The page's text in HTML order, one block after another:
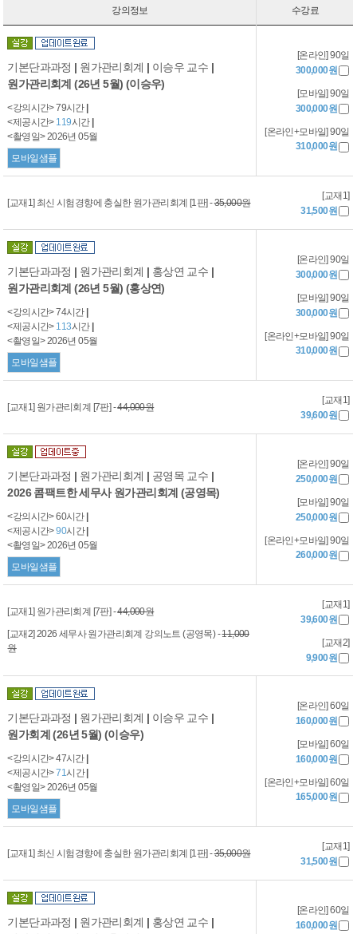
강의정보 수강료
기본단과과정 | 원가관리회계 | 이승우 교수 |
원가관리회계 (26년 5월) (이승우)
<강의시간> 79시간
<제공시간> 119시간
<촬영일> 2026년 05월
모바일샘플
[온라인] 90일
300,000원
[모바일] 90일
300,000원
[온라인+모바일] 90일
310,000원
[교재1] 최신 시험경향에 충실한 원가관리회계 [1판] -35,000원
[교재1]
31,500원
기본단과과정 | 원가관리회계 | 홍상연 교수 |
원가관리회계 (26년 5월) (홍상연)
<강의시간> 74시간
<제공시간> 113시간
<촬영일> 2026년 05월
모바일샘플
[온라인] 90일
300,000원
[모바일] 90일
300,000원
[온라인+모바일] 90일
310,000원
[교재1] 원가관리회계 [7판] -44,000원
[교재1]
39,600원
기본단과과정 | 원가관리회계 | 공영목 교수 |
2026 콤팩트한 세무사 원가관리회계 (공영목)
<강의시간> 60시간
<제공시간>90시간
<촬영일> 2026년 05월
모바일샘플
[온라인] 90일
250,000원
[모바일] 90일
250,000원
[온라인+모바일] 90일
260,000원
[교재1] 원가관리회계 [7판] -44,000원
[교재2] 2026 세무사 원가관리회계 강의노트 (공영목) -11,000
원
[교재1]
39,600원
[교재2]
9,900원
기본단과과정 | 원가관리회계 | 이승우 교수 |
원가회계 (26년 5월) (이승우)
<강의시간> 47시간
<제공시간>71시간
<촬영일> 2026년 05월
모바일샘플
[온라인] 60일
160,000원
[모바일] 60일
160,000원
[온라인+모바일] 60일
165,000원
[교재1] 최신 시험경향에 충실한 원가관리회계 [1판] -35,000원
[교재1]
31,500원
기본단과과정 | 원가관리회계 | 홍상연 교수 |
[온라인] 60일
160,000원